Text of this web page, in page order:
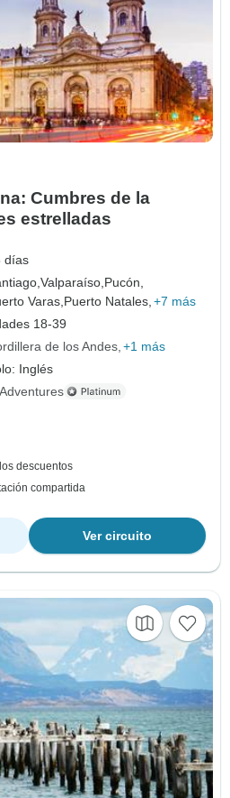
Cumbres de la
estrelladas
días
Valparaíso, Pucón,
Varas, Puerto Natales, +7 más
18-39
de los Andes +1 más
Inglés
descuentos
compartida
Ver circuito